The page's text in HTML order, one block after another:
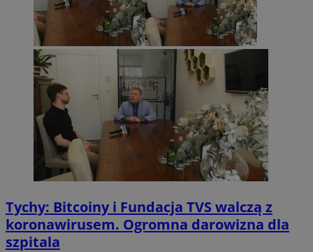
Tychy: Bitcoiny i Fundacja TVS walczą z
koronawirusem. Ogromna darowizna dla
szpitala